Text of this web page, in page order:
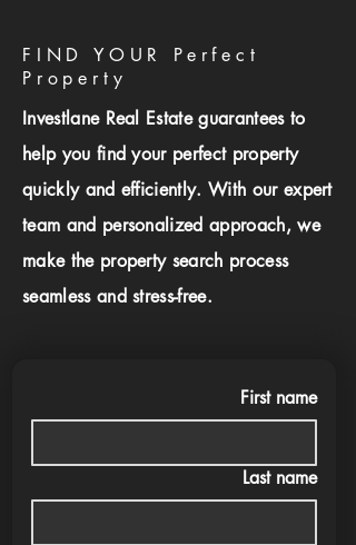
FIND YOUR Perfect
Property
Investlane Real Estate guarantees to
help you find your perfect property
quickly and efficiently. With our expert
team and personalized approach, we
make the property search process
seamless and stress-free.
First name
Last name